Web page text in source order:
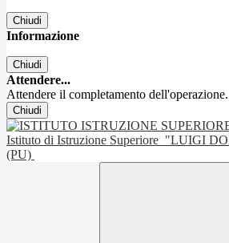
Chiudi
Informazione
Chiudi
Attendere...
Attendere il completamento
Chiudi
Istituto di Istruzione Superiore "LUIGI
(PU)